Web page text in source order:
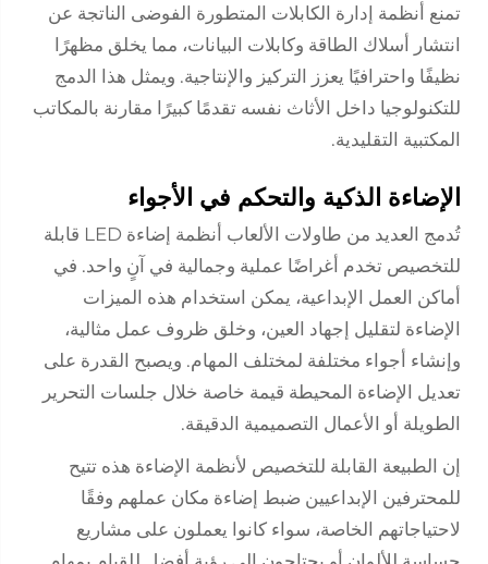
تمنع أنظمة إدارة الكابلات المتطورة الفوضى الناتجة عن
انتشار أسلاك الطاقة وكابلات البيانات، مما يخلق مظهرًا
نظيفًا واحترافيًا يعزز التركيز والإنتاجية. ويمثل هذا الدمج
للتكنولوجيا داخل الأثاث نفسه تقدمًا كبيرًا مقارنة بالمكاتب
المكتبية التقليدية.
الإضاءة الذكية والتحكم في الأجواء
تُدمج العديد من طاولات الألعاب أنظمة إضاءة LED قابلة
للتخصيص تخدم أغراضًا عملية وجمالية في آنٍ واحد. في
أماكن العمل الإبداعية، يمكن استخدام هذه الميزات
الإضاءة لتقليل إجهاد العين، وخلق ظروف عمل مثالية،
وإنشاء أجواء مختلفة لمختلف المهام. ويصبح القدرة على
تعديل الإضاءة المحيطة قيمة خاصة خلال جلسات التحرير
الطويلة أو الأعمال التصميمية الدقيقة.
إن الطبيعة القابلة للتخصيص لأنظمة الإضاءة هذه تتيح
للمحترفين الإبداعيين ضبط إضاءة مكان عملهم وفقًا
لاحتياجاتهم الخاصة، سواء كانوا يعملون على مشاريع